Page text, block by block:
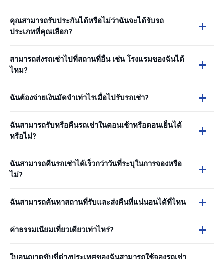
คุณสามารถรับประกันได้หรือไม่ว่าฉันจะได้รับรถ
ประเภทที่คุณเลือก?
สามารถส่งรถเช่าไปที่สถานที่อื่น เช่น โรงแรมของฉันได้
ไหม?
ฉันต้องจ่ายเงินมัดจำเท่าไรเมื่อไปรับรถเช่า?
ฉันสามารถรับหรือคืนรถเช่าในตอนเช้าหรือตอนเย็นได้
หรือไม่?
ฉันสามารถคืนรถเช่าได้เร็วกว่าวันที่ระบุในการจองหรือ
ไม่?
ฉันสามารถค้นหาสถานที่รับและส่งคืนที่แน่นอนได้ที่ไหน
ค่าธรรมเนียมเที่ยวเดียวเท่าไหร่?